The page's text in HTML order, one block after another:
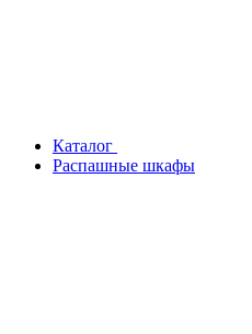
Каталог
Распашные шкафы